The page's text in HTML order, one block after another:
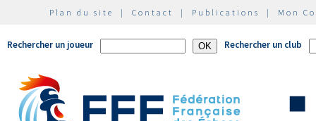
Plan du site | Contact | Publications | Mon
Rechercher un joueur Rechercher un club